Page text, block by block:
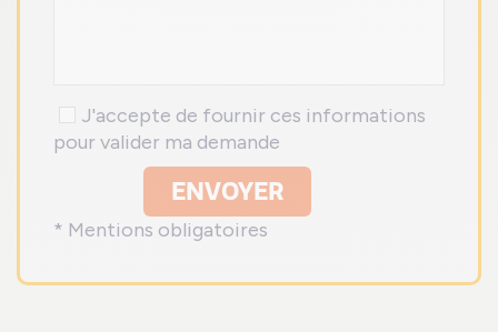
J'accepte de fournir ces informations
pour valider ma demande
ENVOYER
* Mentions obligatoires